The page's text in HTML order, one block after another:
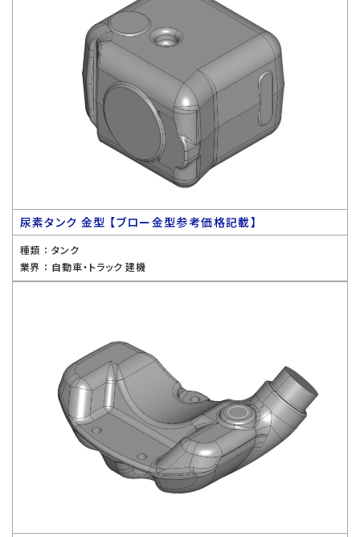
尿素タンク 金型 【ブロー金型参考価格記載】
種類 ： タンク
業界 ： 自動車・トラック 建機